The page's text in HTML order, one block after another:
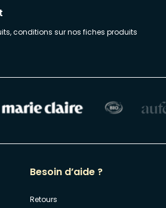
conditions sur nos fiches produits
Besoin d’aide ?
Retours